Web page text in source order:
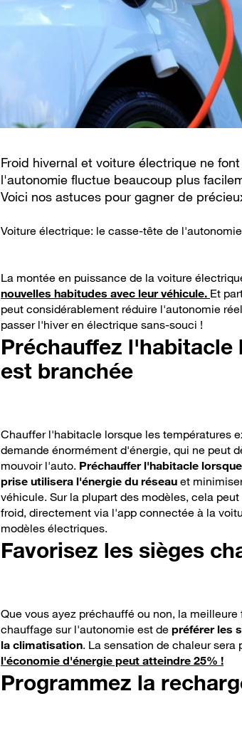
Froid hivernal et voiture électrique ne
l'autonomie fluctue beaucoup plus
Voici nos astuces pour gagner de
Voiture électrique: le casse-tête de l'autonomie
La montée en puissance de la voiture
nouvelles habitudes avec leur véhicule. Et
peut considérablement réduire l'autonomie
passer l'hiver en électrique sans-souci !
Préchauffez
est branchée
Chauffer l'habitacle lorsque les températures
demande énormément d'énergie, qui ne peut
mouvoir l'auto. Préchauffer l'habitacle
prise utilisera l'énergie du réseau et
véhicule. Sur la plupart des modèles, cela
froid, directement via l'app connectée à la
modèles électriques.
Favorisez les sièges
Que vous ayez préchauffé ou non, la
chauffage sur l'autonomie est de préférer les
la climatisation. La sensation de chaleur
l'économie d'énergie peut atteindre 25% !
Programmez la